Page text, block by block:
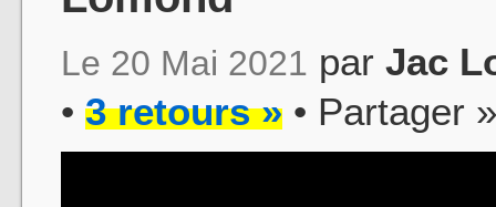
Le 20 Mai 2021 par Jac
• 3 retours » • Partager